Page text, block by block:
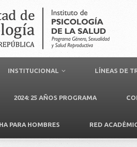
INSTITUCIONAL LÍNEAS DE
2024: 25 AÑOS PROGRAMA
PARA HOMBRES RED